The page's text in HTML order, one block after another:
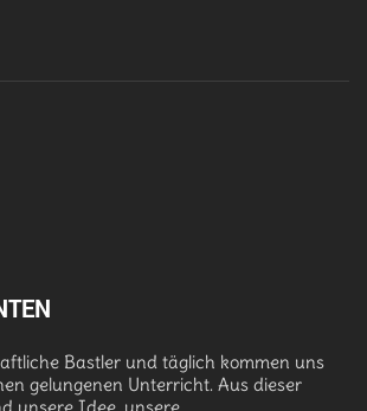
Bastler und täglich kommen uns
gelungenen Unterricht. Aus dieser
unsere Idee, unsere